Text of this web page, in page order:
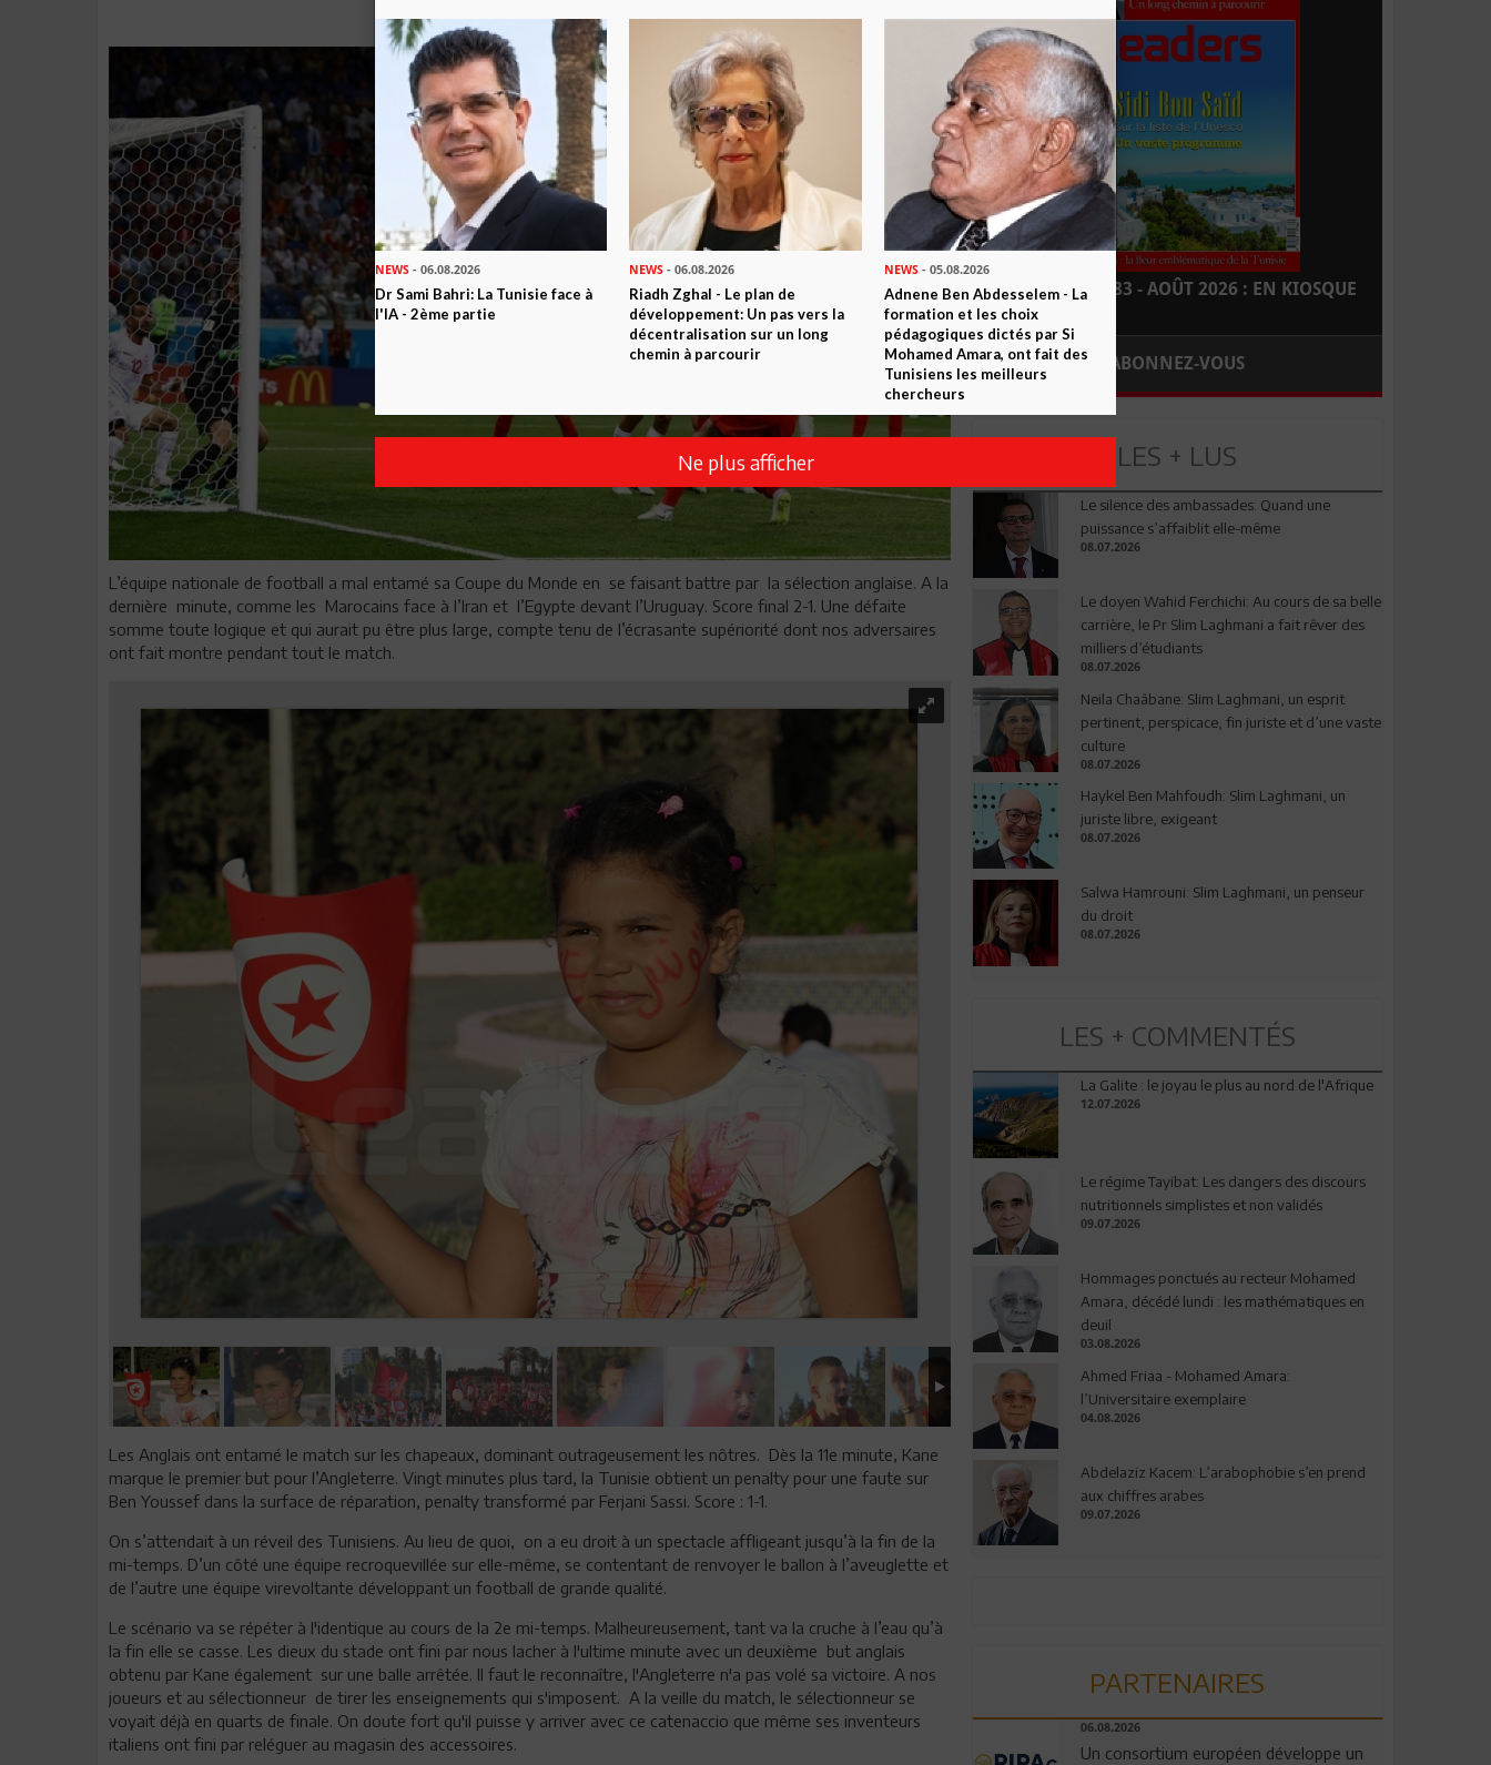
L’équipe nationale de football a mal entamé sa Coupe du Monde en se faisant battre par la sélection anglaise. A la
dernière minute, comme les Marocains face à l’Iran et l’Egypte devant l’Uruguay. Score final 2-1. Une défaite
somme toute logique et qui aurait pu être plus large, compte tenu de l’écrasante supériorité dont nos adversaires
ont fait montre pendant tout le match.
Les Anglais ont entamé le match sur les chapeaux, dominant outrageusement les nôtres. Dès la 11e minute, Kane
marque le premier but pour l’Angleterre. Vingt minutes plus tard, la Tunisie obtient un penalty pour une faute sur
Ben Youssef dans la surface de réparation, penalty transformé par Ferjani Sassi. Score : 1-1.
On s’attendait à un réveil des Tunisiens. Au lieu de quoi, on a eu droit à un spectacle affligeant jusqu’à la fin de la
mi-temps. D’un côté une équipe recroquevillée sur elle-même, se contentant de renvoyer le ballon à l’aveuglette et
de l’autre une équipe virevoltante développant un football de grande qualité.
Le scénario va se répéter à l'identique au cours de la 2e mi-temps. Malheureusement, tant va la cruche à l’eau qu’à
la fin elle se casse. Les dieux du stade ont fini par nous lacher à l'ultime minute avec un deuxième but anglais
obtenu par Kane également sur une balle arrêtée. Il faut le reconnaître, l'Angleterre n'a pas volé sa victoire. A nos
joueurs et au sélectionneur de tirer les enseignements qui s'imposent. A la veille du match, le sélectionneur se
voyait déjà en quarts de finale. On doute fort qu'il puisse y arriver avec ce catenaccio que même ses inventeurs
italiens ont fini par reléguer au magasin des accessoires.
LEADERS N° 183 - AOÛT 2026 : EN KIOSQUE
ABONNEZ-VOUS
LES + LUS
Le silence des ambassades: Quand une
puissance s’affaiblit elle-même
08.07.2026
Le doyen Wahid Ferchichi: Au cours de sa belle
carrière, le Pr Slim Laghmani a fait rêver des
milliers d’étudiants
08.07.2026
Neila Chaâbane: Slim Laghmani, un esprit
pertinent, perspicace, fin juriste et d’une vaste
culture
08.07.2026
Haykel Ben Mahfoudh: Slim Laghmani, un
juriste libre, exigeant
08.07.2026
Salwa Hamrouni: Slim Laghmani, un penseur
du droit
08.07.2026
LES + COMMENTÉS
La Galite : le joyau le plus au nord de l'Afrique
12.07.2026
Le régime Tayibat: Les dangers des discours
nutritionnels simplistes et non validés
09.07.2026
Hommages ponctués au recteur Mohamed
Amara, décédé lundi : les mathématiques en
deuil
03.08.2026
Ahmed Friaa - Mohamed Amara:
l’Universitaire exemplaire
04.08.2026
Abdelaziz Kacem: L’arabophobie s’en prend
aux chiffres arabes
09.07.2026
PARTENAIRES
06.08.2026
Un consortium européen développe un
NEWS - 06.08.2026
Dr Sami Bahri: La Tunisie face à
l'IA - 2ème partie
NEWS - 06.08.2026
Riadh Zghal - Le plan de
développement: Un pas vers la
décentralisation sur un long
chemin à parcourir
NEWS- 05.08.2026
Adnene Ben Abdesselem - La
formation et les choix
pédagogiques dictés par Si
Mohamed Amara, ont fait des
Tunisiens les meilleurs
chercheurs
Ne plus afficher